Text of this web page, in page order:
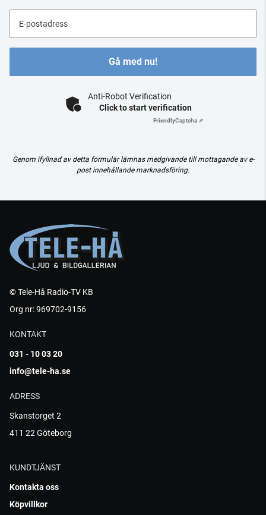
E-postadress
Gå med nu!
Anti-Robot Verification
Click to start verification
FriendlyCaptcha ⇗
Genom ifyllnad av detta formulär lämnas medgivande till mottagande av e-
post innehållande marknadsföring.
© Tele-Hå Radio-TV KB
Org nr: 969702-9156
KONTAKT
031 - 10 03 20
info@tele-ha.se
ADRESS
Skanstorget 2
411 22 Göteborg
KUNDTJÄNST
Kontakta oss
Köpvillkor